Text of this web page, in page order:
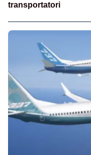
transportatori